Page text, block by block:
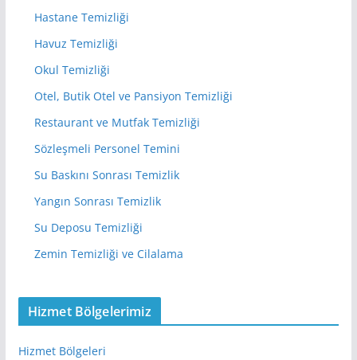
Hastane Temizliği
Havuz Temizliği
Okul Temizliği
Otel, Butik Otel ve Pansiyon Temizliği
Restaurant ve Mutfak Temizliği
Sözleşmeli Personel Temini
Su Baskını Sonrası Temizlik
Yangın Sonrası Temizlik
Su Deposu Temizliği
Zemin Temizliği ve Cilalama
Hizmet Bölgelerimiz
Hizmet Bölgeleri